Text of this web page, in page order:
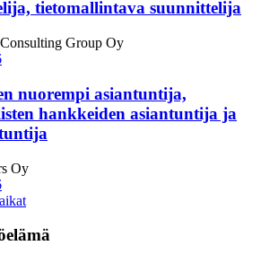
tietomallintava suunnittelija
Group Oy
nuorempi asiantuntija,
hankkeiden asiantuntija ja
Oy